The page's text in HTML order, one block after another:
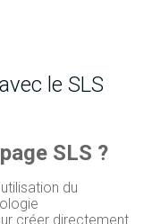
le SLS
SLS ?
du
créer directement